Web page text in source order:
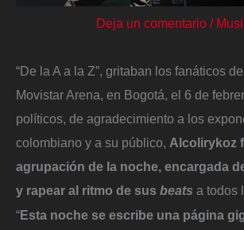
Deja un comentario /
“De la A a la Z”, gritaban los fanáticos
Movistar Arena, en Bogotá, el 6 de
políticos, de agradecimiento a los
colombiano y a su público, Alcolirykoz
agrupación de la noche, encargada
y rapear al ritmo de sus beats a todos
“Esta noche se escribe una página